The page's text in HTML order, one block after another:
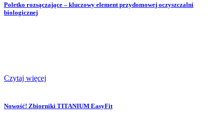
Poletko rozsączające – kluczowy element przydomowej oczyszczalni
biologicznej
Czytaj więcej
Nowość! Zbiorniki TITANIUM EasyFit